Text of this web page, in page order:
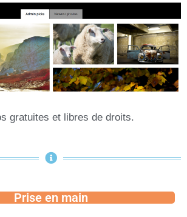
gratuites et libres de droits.
Prise en main